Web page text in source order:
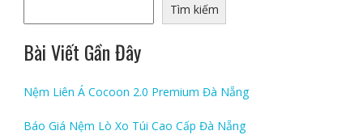
Tìm kiếm
Bài Viết Gần Đây
Nệm Liên Á Cocoon 2.0 Premium Đà Nẵng
Báo Giá Nệm Lò Xo Túi Cao Cấp Đà Nẵng